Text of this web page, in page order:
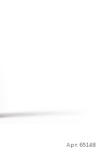
Арт. 65148